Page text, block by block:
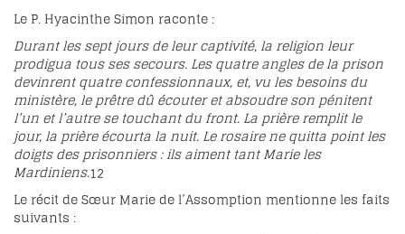
Le P. Hyacinthe Simon raconte :
Durant les sept jours de leur captivité, la religion leur
prodigua tous ses secours. Les quatre angles de la prison
devinrent quatre confessionnaux, et, vu les besoins du
ministère, le prêtre dû écouter et absoudre son pénitent
l’un et l’autre se touchant du front. La prière remplit le
jour, la prière écourta la nuit. Le rosaire ne quitta point les
doigts des prisonniers : ils aiment tant Marie les
Mardiniens.12
Le récit de Sœur Marie de l’Assomption mentionne les faits
suivants :